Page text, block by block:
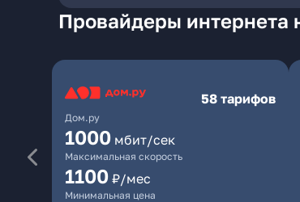
Провайдеры интернета
Дом.ру
58 тарифов
1000 мбит/сек
Максимальная скорость
1100 ₽/мес
Минимальная цена